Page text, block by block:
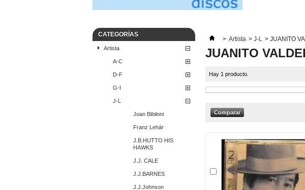
CATEGORÍAS
Artista
A-C
D-F
G-I
J-L
Joan Bibiloni
Franz Lehár
J.B.HUTTO HIS
HAWKS
J.J. CALE
J.J.BARNES
J.J.Johnson
> Artista > J-L > JUANITO
JUANITO
Hay 1 producto.